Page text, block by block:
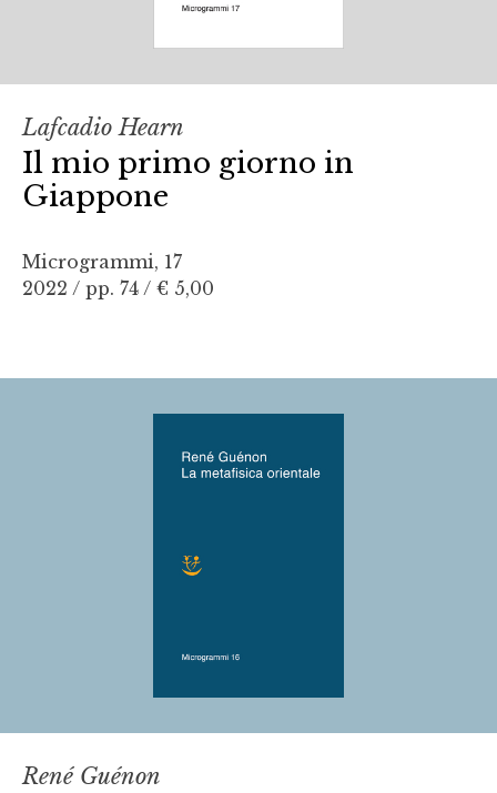
Lafcadio Hearn
Il mio primo giorno in
Giappone
Microgrammi, 17
2022 / pp. 74 / € 5,00
René Guénon